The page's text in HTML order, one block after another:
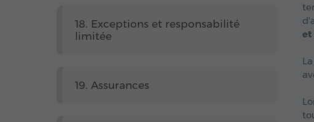
18. Exceptions et responsabilité
limitée
19. Assurances
et